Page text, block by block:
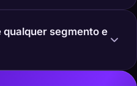
segmento e